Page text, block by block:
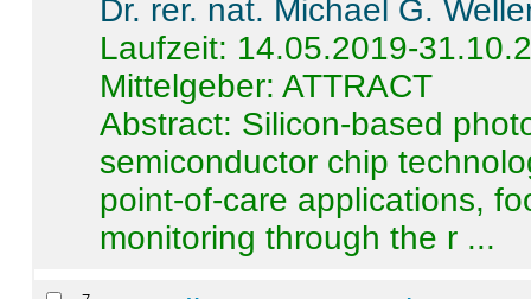
Dr. rer. nat. Michael G.
Laufzeit: 14.05.2019-
Mittelgeber: ATTRACT
Abstract: Silicon-based
semiconductor chip
point-of-care applications,
monitoring through the r ...